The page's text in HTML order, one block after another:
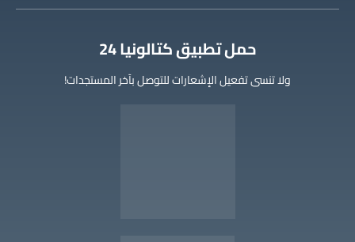
‫حمل تطبيق كتالونيا 24
ولا تنسى تفعيل الإشعارات للتوصل بآخر المستجدات!